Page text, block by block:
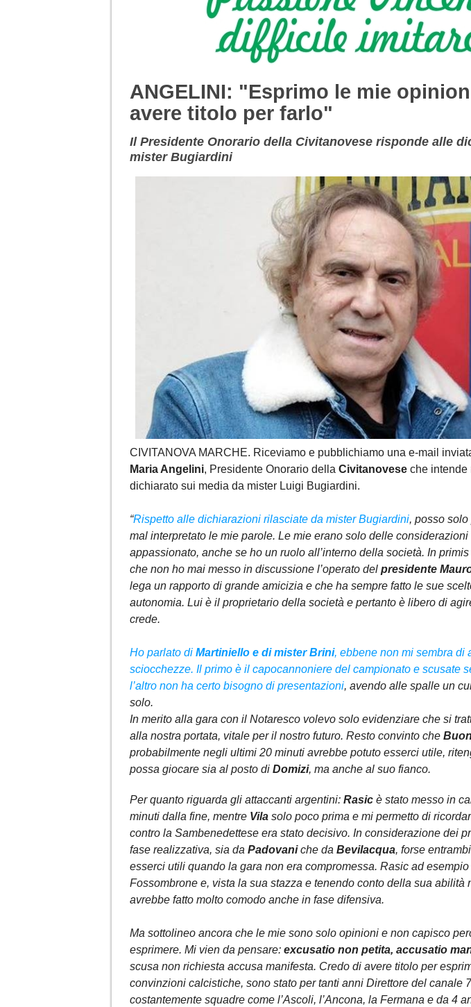
ANGELINI: "Esprimo le mie
avere titolo per farlo"
Il Presidente Onorario della Civitanovese risponde alle
mister Bugiardini
CIVITANOVA MARCHE. Riceviamo e pubblichiamo una e-mail
Maria Angelini, Presidente Onorario della Civitanovese che intende
dichiarato sui media da mister Luigi Bugiardini.
“Rispetto alle dichiarazioni rilasciate da mister Bugiardini, posso
mal interpretato le mie parole. Le mie erano solo delle considerazioni
appassionato, anche se ho un ruolo all’interno della società. In
che non ho mai messo in discussione l’operato del presidente
lega un rapporto di grande amicizia e che ha sempre fatto le sue
autonomia. Lui è il proprietario della società e pertanto è libero di
crede.
Ho parlato di Martiniello e di mister Brini, ebbene non mi sembra di
sciocchezze. Il primo è il capocannoniere del campionato e scusate
l’altro non ha certo bisogno di presentazioni, avendo alle spalle un
solo.
In merito alla gara con il Notaresco volevo solo evidenziare che si
alla nostra portata, vitale per il nostro futuro. Resto convinto che
probabilmente negli ultimi 20 minuti avrebbe potuto esserci utile,
possa giocare sia al posto di Domizi, ma anche al suo fianco.
Per quanto riguarda gli attaccanti argentini: Rasic è stato messo in
minuti dalla fine, mentre Vila solo poco prima e mi permetto di
contro la Sambenedettese era stato decisivo. In considerazione dei
fase realizzativa, sia da Padovaniche da Bevilacqua, forse
esserci utili quando la gara non era compromessa. Rasic ad
Fossombrone e, vista la sua stazza e tenendo conto della sua abilità
avrebbe fatto molto comodo anche in fase difensiva.
Ma sottolineo ancora che le mie sono solo opinioni e non capisco
esprimere. Mi vien da pensare: excusatio non petita, accusatio
scusa non richiesta accusa manifesta. Credo di avere titolo per
convinzioni calcistiche, sono stato per tanti anni Direttore del canale
costantemente squadre come l’Ascoli, l’Ancona, la Fermana e da 4